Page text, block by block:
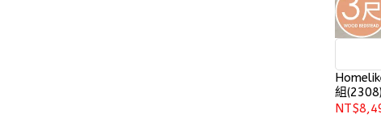
組(2308)